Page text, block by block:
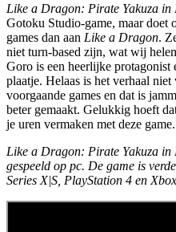
Like a Dragon: Pirate Yakuza
Gotoku Studio-game, maar doet
games dan aan Like a Dragon.
niet turn-based zijn, wat wij
Goro is een heerlijke protagonist
plaatje. Helaas is het verhaal
voorgaande games en dat is
beter gemaakt. Gelukkig hoeft
je uren vermaken met deze game.
Like a Dragon: Pirate Yakuza in
gespeeld op pc. De game is
Series X|S, PlayStation 4 en